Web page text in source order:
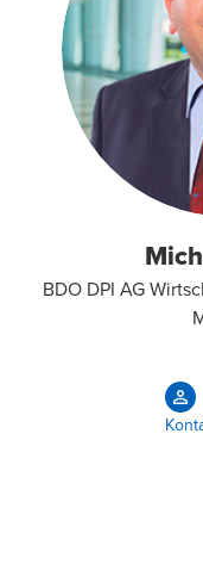
BDO DPI AG